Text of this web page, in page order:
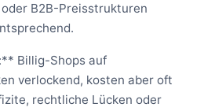
B2B-Preisstrukturen
Billig-Shops auf
verlockend, kosten aber oft
rechtliche Lücken oder